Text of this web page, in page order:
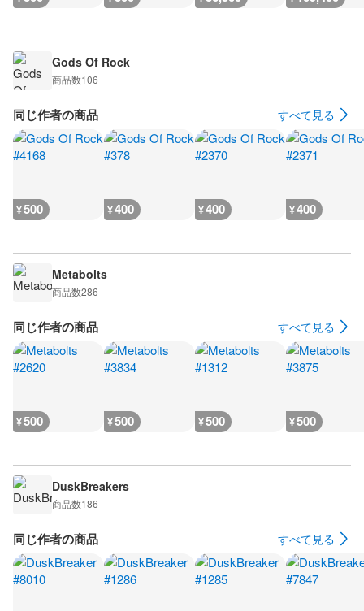
Gods Of Rock
商品数106
同じ作者の商品 すべて見る
¥500 ¥400 ¥400 ¥400
Metabolts
商品数286
同じ作者の商品 すべて見る
¥500 ¥500 ¥500 ¥500
DuskBreakers
商品数186
同じ作者の商品 すべて見る